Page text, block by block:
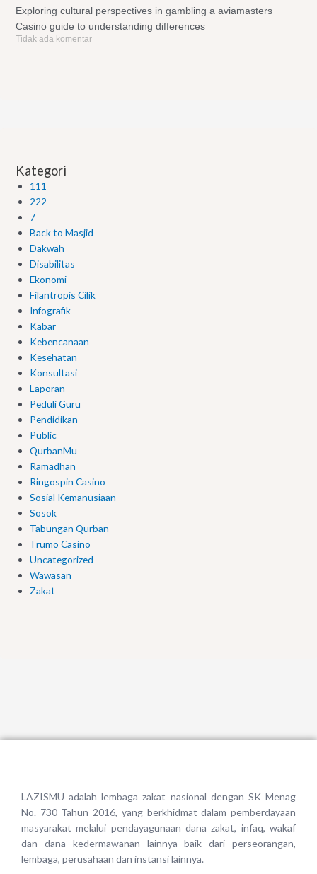
Exploring cultural perspectives in gambling a aviamasters
Casino guide to understanding differences
Tidak ada komentar
Kategori
111
222
7
Back to Masjid
Dakwah
Disabilitas
Ekonomi
Filantropis Cilik
Infografik
Kabar
Kebencanaan
Kesehatan
Konsultasi
Laporan
Peduli Guru
Pendidikan
Public
QurbanMu
Ramadhan
Ringospin Casino
Sosial Kemanusiaan
Sosok
Tabungan Qurban
Trumo Casino
Uncategorized
Wawasan
Zakat
LAZISMU adalah lembaga zakat nasional dengan SK Menag
No. 730 Tahun 2016, yang berkhidmat dalam pemberdayaan
masyarakat melalui pendayagunaan dana zakat, infaq, wakaf
dan dana kedermawanan lainnya baik dari perseorangan,
lembaga, perusahaan dan instansi lainnya.